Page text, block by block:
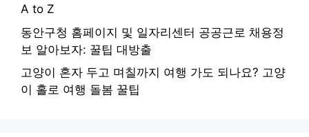
A to Z
동안구청 홈페이지 및 일자리센터 공공근로 채용정
보 알아보자: 꿀팁 대방출
고양이 혼자 두고 며칠까지 여행 가도 되나요? 고양
이 홀로 여행 돌봄 꿀팁